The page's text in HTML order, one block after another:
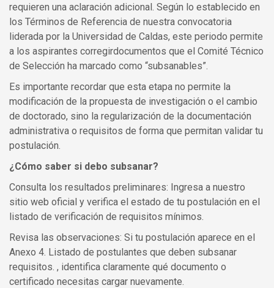
requieren una aclaración adicional. Según lo establecido en
los Términos de Referencia de nuestra convocatoria
liderada por la Universidad de Caldas, este periodo permite
a los aspirantes corregirdocumentos que el Comité Técnico
de Selección ha marcado como “subsanables”.
Es importante recordar que esta etapa no permite la
modificación de la propuesta de investigación o el cambio
de doctorado, sino la regularización de la documentación
administrativa o requisitos de forma que permitan validar tu
postulación.
¿Cómo saber si debo subsanar?
Consulta los resultados preliminares: Ingresa a nuestro
sitio web oficial y verifica el estado de tu postulación en el
listado de verificación de requisitos mínimos.
Revisa las observaciones: Si tu postulación aparece en el
Anexo 4. Listado de postulantes que deben subsanar
requisitos. , identifica claramente qué documento o
certificado necesitas cargar nuevamente.